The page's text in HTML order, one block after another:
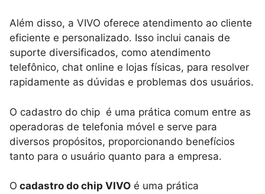
Além disso, a VIVO oferece atendimento ao cliente
eficiente e personalizado. Isso inclui canais de
suporte diversificados, como atendimento
telefônico, chat online e lojas físicas, para resolver
rapidamente as dúvidas e problemas dos usuários.
O cadastro do chip é uma prática comum entre as
operadoras de telefonia móvel e serve para
diversos propósitos, proporcionando benefícios
tanto para o usuário quanto para a empresa.
O cadastro do chip VIVO é uma prática